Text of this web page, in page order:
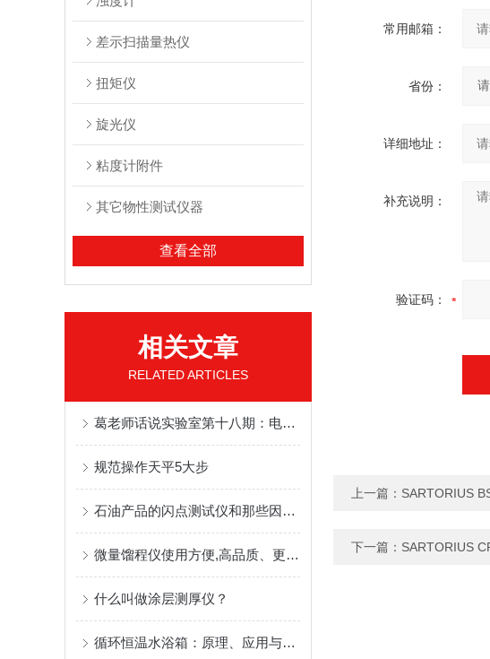
差示扫描量热仪
扭矩仪
旋光仪
粘度计附件
其它物性测试仪器
查看全部
相关文章
RELATED ARTICLES
葛老师话说实验室第十八期：电子天平內校与外校
规范操作天平5大步
石油产品的闪点测试仪和那些因素有关
微量馏程仪使用方便,高品质、更安全
什么叫做涂层测厚仪？
循环恒温水浴箱：原理、应用与维护技术解析
常用邮箱：
省份：
详细地址：
补充说明：
验证码：
上一篇： SARTORIUS
下一篇： SARTORIUS